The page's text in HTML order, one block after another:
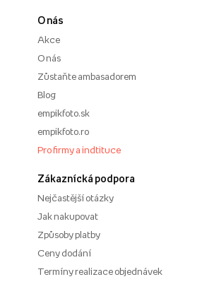
O nás
Akce
O nás
Zůstaňte ambasadorem
Blog
empikfoto.sk
empikfoto.ro
Pro firmy a indtituce
Zákaznícká podpora
Nejčastější otázky
Jak nakupovat
Způsoby platby
Ceny dodání
Termíny realizace objednávek